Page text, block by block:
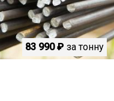
83 990 ₽ за тонну